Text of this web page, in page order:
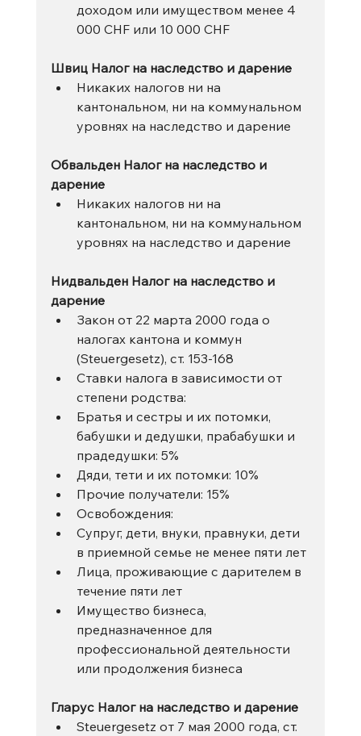
доходом или имуществом менее 4
000 CHF или 10 000 CHF
Швиц Налог на наследство и дарение
Никаких налогов ни на
кантональном, ни на коммунальном
уровнях на наследство и дарение
Обвальден Налог на наследство и
дарение
Никаких налогов ни на
кантональном, ни на коммунальном
уровнях на наследство и дарение
Нидвальден Налог на наследство и
дарение
Закон от 22 марта 2000 года о
налогах кантона и коммун
(Steuergesetz), ст. 153-168
Ставки налога в зависимости от
степени родства:
Братья и сестры и их потомки,
бабушки и дедушки, прабабушки и
прадедушки: 5%
Дяди, тети и их потомки: 10%
Прочие получатели: 15%
Освобождения:
Супруг, дети, внуки, правнуки, дети
в приемной семье не менее пяти лет
Лица, проживающие с дарителем в
течение пяти лет
Имущество бизнеса,
предназначенное для
профессиональной деятельности
или продолжения бизнеса
Гларус Налог на наследство и дарение
Steuergesetz от 7 мая 2000 года, ст.